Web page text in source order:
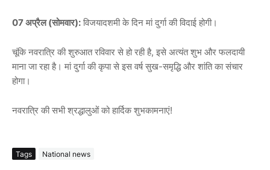
07 अप्रैल (सोमवार): विजयादशमी के दिन मां दुर्गा की विदाई होगी।
चूंकि नवरात्रि की शुरुआत रविवार से हो रही है, इसे अत्यंत शुभ और फलदायी
माना जा रहा है। मां दुर्गा की कृपा से इस वर्ष सुख-समृद्धि और शांति का संचार
होगा।
नवरात्रि की सभी श्रद्धालुओं को हार्दिक शुभकामनाएं!
Tags National news